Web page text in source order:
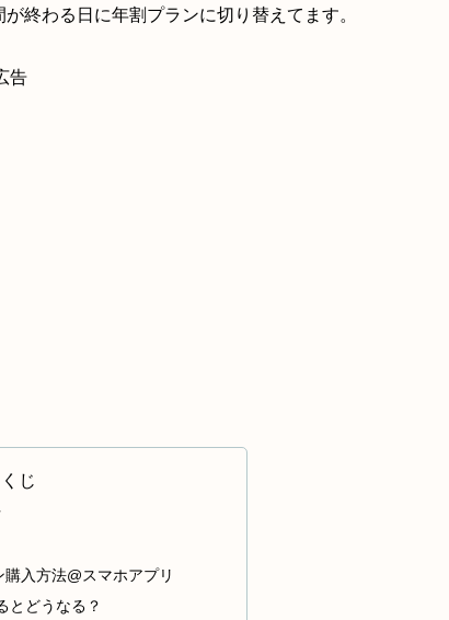
終わる日に年割プランに切り替えてます。
告
じ
入方法@スマホアプリ
とどうなる？